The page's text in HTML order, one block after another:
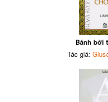
Bánh bởi
Tác giả: